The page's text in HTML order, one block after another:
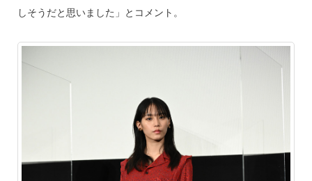
しそうだと思いました」とコメント。